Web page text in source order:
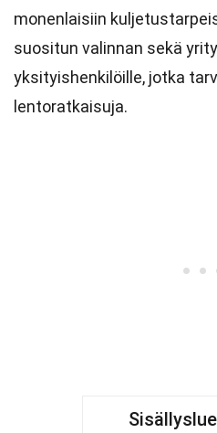
monenlaisiin
suositun valinnan sekä
yksityishenkilöille, jotka
lentoratkaisuja.